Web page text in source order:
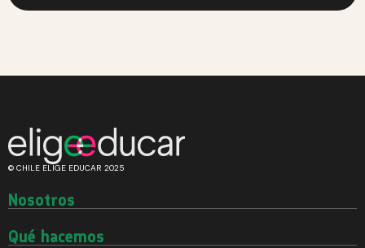
© CHILE ELIGE EDUCAR 2025
Nosotros
Historia
Qué hacemos